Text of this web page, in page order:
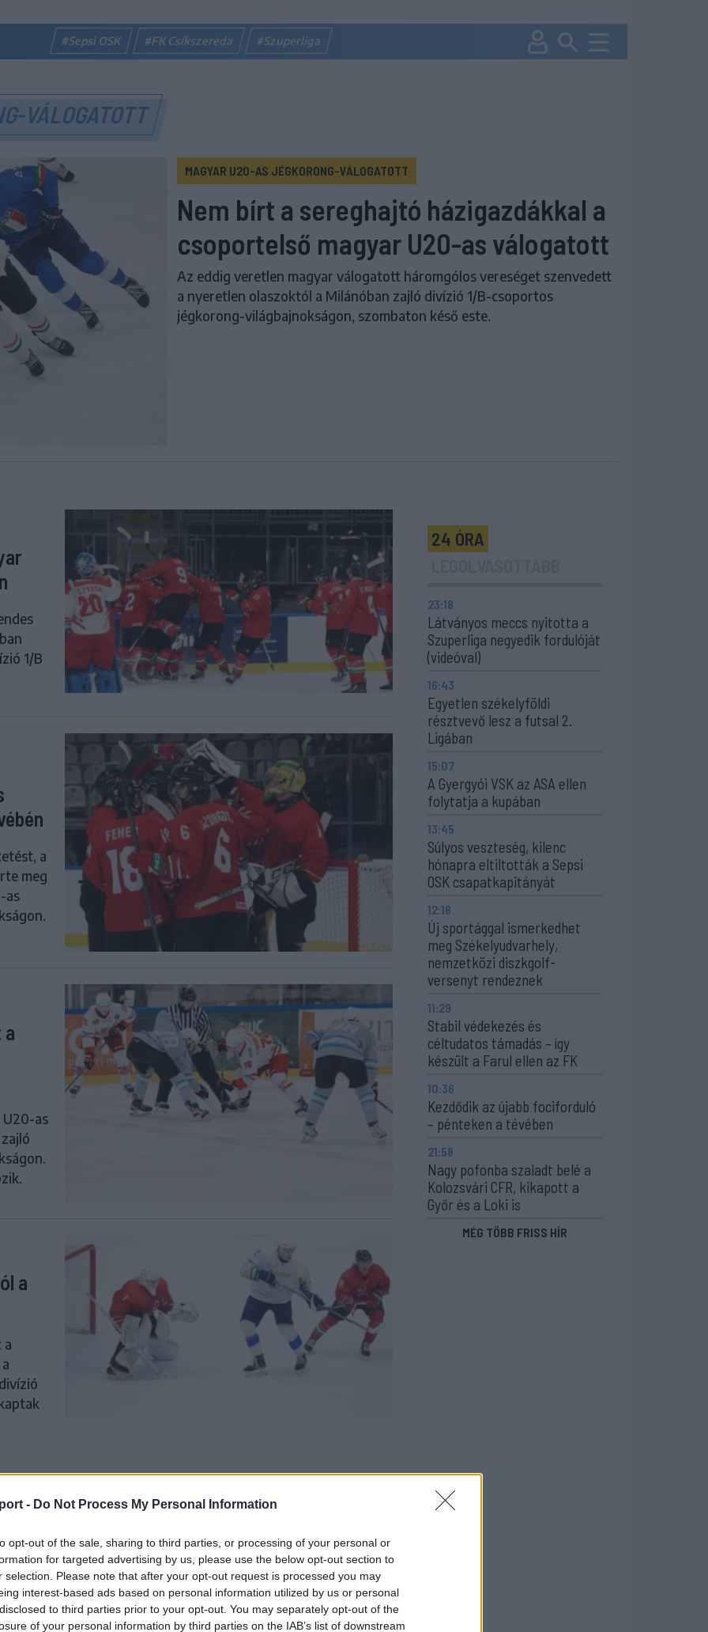
- Do Not Process My Personal Information
opt-out of the sale, sharing to third parties, or processing of your personal or
for targeted advertising by us, please use the below opt-out section to
selection. Please note that after your opt-out request is processed you may
interest-based ads based on personal information utilized by us or personal
to third parties prior to your opt-out. You may separately opt-out of the
of your personal information by third parties on the IAB’s list of downstream
#Sepsi OSK #FK Csíkszereda #Szuperliga
VÁLOGATOTT
MAGYAR U20-AS JÉGKORONG-VÁLOGATOTT
Nem bírt a sereghajtó házigazdákkal a
csoportelső magyar U20-as válogatott
Az eddig veretlen magyar válogatott háromgólos vereséget szenvedett
a nyeretlen olaszoktól a Milánóban zajló divízió 1/B-csoportos
jégkorong-világbajnokságon, szombaton késő este.
1/B
a
meg
as
U20-as
a
a
24 ÓRA
23:18
Látványos meccs nyitotta a
Szuperliga negyedik fordulóját
(videóval)
16:43
Egyetlen székelyföldi
résztvevő lesz a futsal 2.
Ligában
15:07
A Gyergyói VSK az ASA ellen
folytatja a kupában
13:45
Súlyos veszteség, kilenc
hónapra eltiltották a Sepsi
OSK csapatkapitányát
12:18
Új sportággal ismerkedhet
meg Székelyudvarhely,
nemzetközi diszkgolf-
versenyt rendeznek
11:29
Stabil védekezés és
céltudatos támadás – így
készült a Farul ellen az FK
10:36
Kezdődik az újabb fociforduló
– pénteken a tévében
21:58
Nagy pofonba szaladt belé a
Kolozsvári CFR, kikapott a
Győr és a Loki is
MÉG TÖBB FRISS HÍR